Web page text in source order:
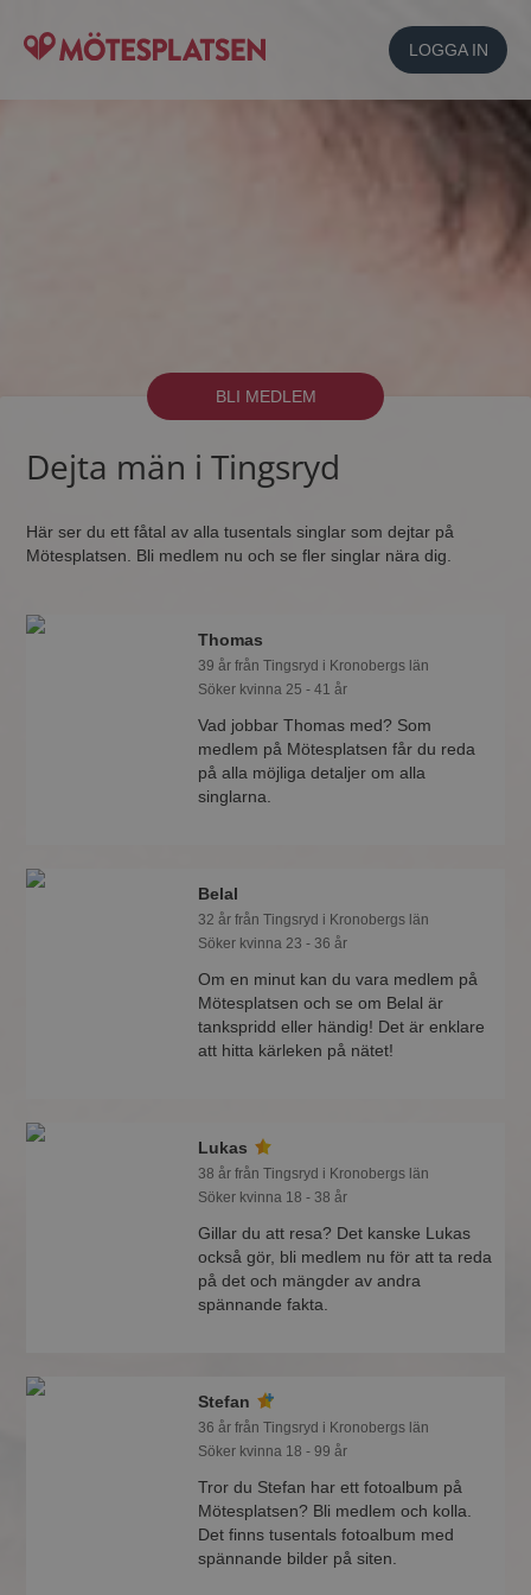
LOGGA IN
BLI MEDLEM
Dejta män i Tingsryd
Här ser du ett fåtal av alla tusentals singlar som dejtar på
Mötesplatsen. Bli medlem nu och se fler singlar nära dig.
Thomas
39 år från Tingsryd i Kronobergs län
Söker kvinna 25 - 41 år
Vad jobbar Thomas med? Som
medlem på Mötesplatsen får du reda
på alla möjliga detaljer om alla
singlarna.
Belal
32 år från Tingsryd i Kronobergs län
Söker kvinna 23 - 36 år
Om en minut kan du vara medlem på
Mötesplatsen och se om Belal är
tankspridd eller händig! Det är enklare
att hitta kärleken på nätet!
Lukas
38 år från Tingsryd i Kronobergs län
Söker kvinna 18 - 38 år
Gillar du att resa? Det kanske Lukas
också gör, bli medlem nu för att ta reda
på det och mängder av andra
spännande fakta.
Stefan
36 år från Tingsryd i Kronobergs län
Söker kvinna 18 - 99 år
Tror du Stefan har ett fotoalbum på
Mötesplatsen? Bli medlem och kolla.
Det finns tusentals fotoalbum med
spännande bilder på siten.